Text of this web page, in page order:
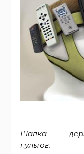
Шапка —
пультов.